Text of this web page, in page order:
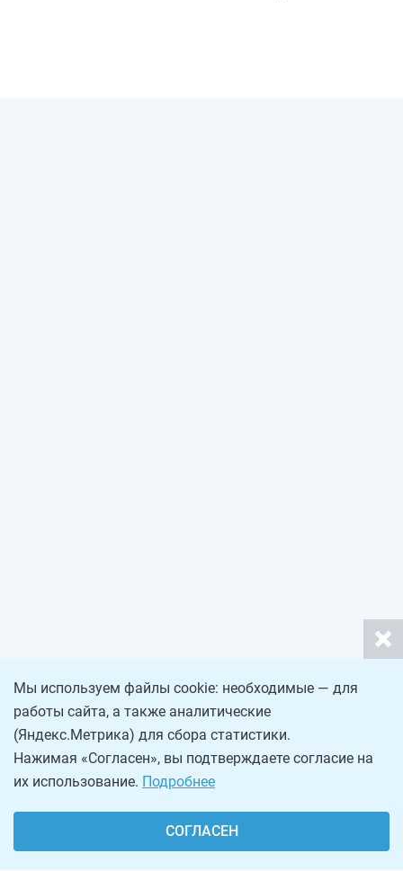
Мы используем файлы cookie: необходимые — для
работы сайта, а также аналитические
(Яндекс.Метрика) для сбора статистики.
Нажимая «Согласен», вы подтверждаете согласие на
их использование. Подробнее
СОГЛАСЕН